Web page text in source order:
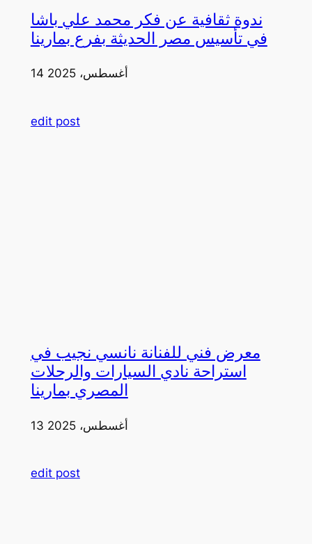
ندوة ثقافية عن فكر محمد علي باشا
في تأسيس مصر الحديثة بفرع بمارينا
14 أغسطس، 2025
edit post
معرض فني للفنانة نانسي نجيب في
استراحة نادي السيارات والرحلات
المصري بمارينا
13 أغسطس، 2025
edit post